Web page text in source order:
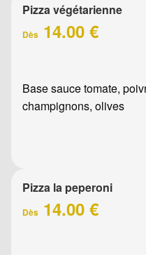
Pizza végétarienne
Dès 14.00 €
Base sauce tomate,
champignons, olives
Pizza la peperoni
Dès 14.00 €